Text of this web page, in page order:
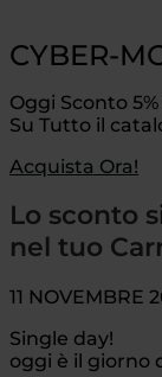
CYBER-
Oggi Sconto
Su Tutto il
Acquista Ora!
Lo sconto
nel tuo
11 NOVEMBRE
Single day!
oggi è il giorno